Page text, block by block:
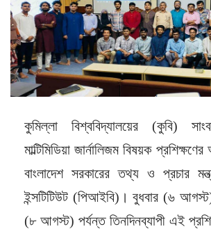
কুমিল্লা বিশ্ববিদ্যালয়ের (কুবি)
মাল্টিমিডিয়া জার্নালিজম বিষয়ক
বাংলাদেশ সরকারের তথ্য ও প্রচার
ইন্সটিটিউট (পিআইবি)।বুধবার (৬
(৮ আগস্ট) পর্যন্ত তিনদিনব্যাপী এই